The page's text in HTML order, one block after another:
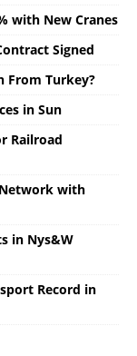
with New Cranes
Signed
From Turkey?
in Sun
Railroad
with
in Nys&W
Record in